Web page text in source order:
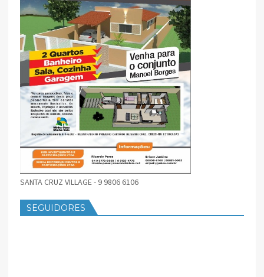
SANTA CRUZ VILLAGE - 9 9806 6106
SEGUIDORES